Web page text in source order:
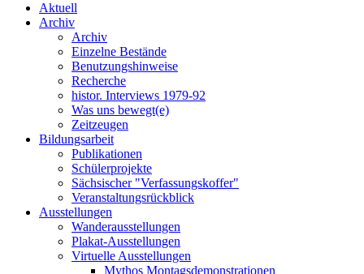
Aktuell
Archiv
Archiv
Einzelne Bestände
Benutzungshinweise
Recherche
histor. Interviews 1979-92
Was uns bewegt(e)
Zeitzeugen
Bildungsarbeit
Publikationen
Schülerprojekte
Sächsischer "Verfassungskoffer"
Veranstaltungsrückblick
Ausstellungen
Wanderausstellungen
Plakat-Ausstellungen
Virtuelle Ausstellungen
Mythos Montagsdemonstrationen